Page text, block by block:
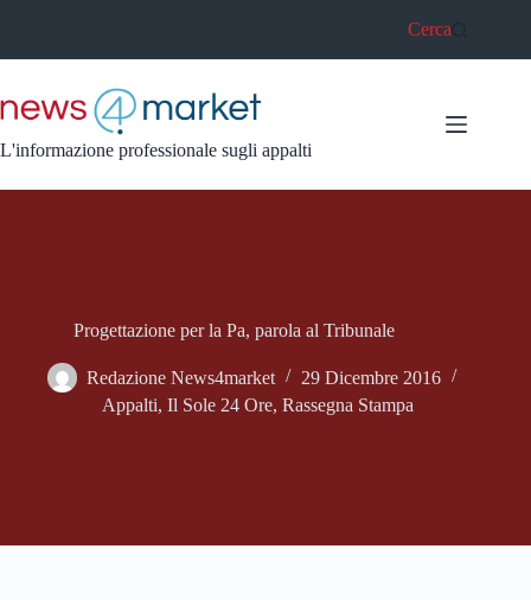
Cerca
L'informazione professionale sugli appalti
Progettazione per la Pa, parola al Tribunale
Redazione News4market
29 Dicembre 2016
Appalti, Il Sole 24 Ore, Rassegna Stampa